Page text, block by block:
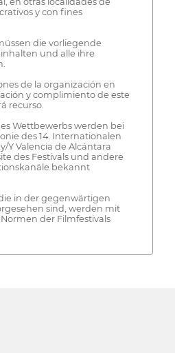
y con fines
die vorliegende
und alle ihre
de la organización en
y complimiento de este
recurso.
Wettbewerbs werden bei
des 14. Internationalen
Y Valencia de Alcántara
des Festivals und andere
bekannt
in der gegenwärtigen
sind, werden mit
der Filmfestivals